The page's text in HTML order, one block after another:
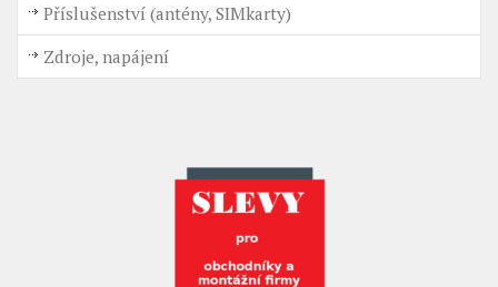
Příslušenství (antény, SIMkarty)
Zdroje, napájení